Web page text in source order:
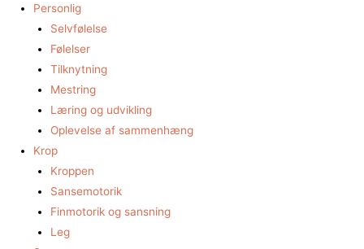
Personlig
Selvfølelse
Følelser
Tilknytning
Mestring
Læring og udvikling
Oplevelse af sammenhæng
Krop
Kroppen
Sansemotorik
Finmotorik og sansning
Leg